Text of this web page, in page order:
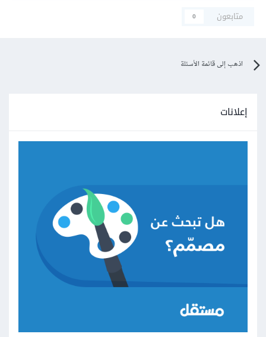
متابعون
0
اذهب إلى قائمة الأسئلة
إعلانات